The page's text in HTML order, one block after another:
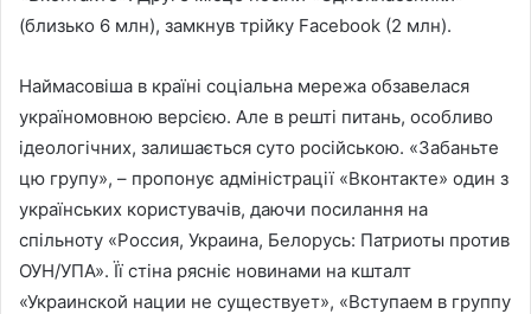
(близько 6 млн), замкнув трійку Facebook (2 млн).
Наймасовіша в країні соціальна мережа обзавелася
україномовною версією. Але в решті питань, особливо
ідеологічних, залишається суто російською. «Забаньте
цю групу», – пропонує адміністрації «Вконтакте» один з
українських користувачів, даючи посилання на
спільноту «Россия, Украина, Белорусь: Патриоты против
ОУН/УПА». Її стіна рясніє новинами на кшталт
«Украинской нации не существует», «Вступаем в группу